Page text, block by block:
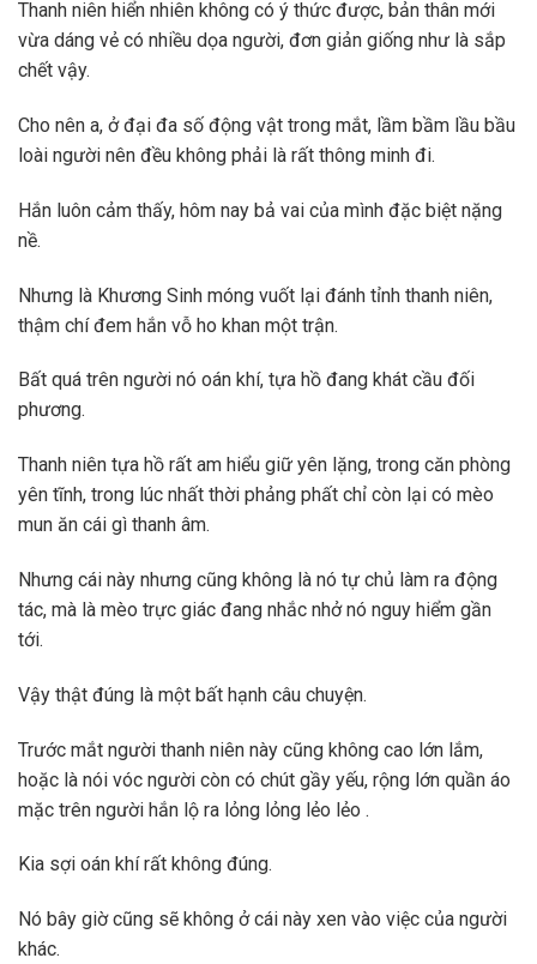
Thanh niên hiển nhiên không có ý thức được, bản thân mới
vừa dáng vẻ có nhiều dọa người, đơn giản giống như là sắp
chết vậy.
Cho nên a, ở đại đa số động vật trong mắt, lầm bầm lầu bầu
loài người nên đều không phải là rất thông minh đi.
Hắn luôn cảm thấy, hôm nay bả vai của mình đặc biệt nặng
nề.
Nhưng là Khương Sinh móng vuốt lại đánh tỉnh thanh niên,
thậm chí đem hắn vỗ ho khan một trận.
Bất quá trên người nó oán khí, tựa hồ đang khát cầu đối
phương.
Thanh niên tựa hồ rất am hiểu giữ yên lặng, trong căn phòng
yên tĩnh, trong lúc nhất thời phảng phất chỉ còn lại có mèo
mun ăn cái gì thanh âm.
Nhưng cái này nhưng cũng không là nó tự chủ làm ra động
tác, mà là mèo trực giác đang nhắc nhở nó nguy hiểm gần
tới.
Vậy thật đúng là một bất hạnh câu chuyện.
Trước mắt người thanh niên này cũng không cao lớn lắm,
hoặc là nói vóc người còn có chút gầy yếu, rộng lớn quần áo
mặc trên người hắn lộ ra lỏng lỏng lẻo lẻo .
Kia sợi oán khí rất không đúng.
Nó bây giờ cũng sẽ không ở cái này xen vào việc của người
khác.